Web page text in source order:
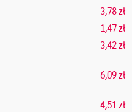
3,78 zł
1,47 zł
3,42 zł
6,09 zł
4,51 zł